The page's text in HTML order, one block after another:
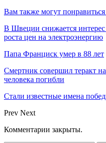
Вам также могут понравиться
В Швеции снижается
роста цен на электроэнергию
Папа Франциск умер в 88 лет
Смертник совершил теракт
человека погибли
Стали известные имена
Prev Next
Комментарии закрыты.